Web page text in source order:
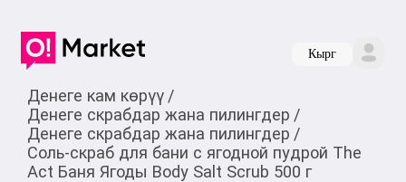
Кырг
Денеге кам көрүү /
Денеге скрабдар жана пилингдер /
Денеге скрабдар жана пилингдер /
Соль-скраб для бани с ягодной пудрой The
Act Баня Ягоды Body Salt Scrub 500 г